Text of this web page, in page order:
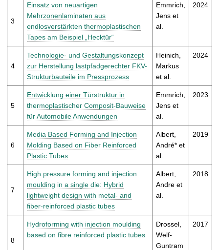
3
Einsatz von neuartigen
Mehrzonenlaminaten aus
endlosverstärkten thermoplastischen
Tapes am Beispiel „Hecktür“
Emmrich,
Jens et
al.
2024
4
Technologie- und Gestaltungskonzept
zur Herstellung lastpfadgerechter FKV-
Strukturbauteile im Pressprozess
Heinich,
Markus
et al.
2024
5
Entwicklung einer Türstruktur in
thermoplastischer Composit-Bauweise
für Automobile Anwendungen
Emmrich,
Jens et
al.
2023
6
Media Based Forming and Injection
Molding Based on Fiber Reinforced
Plastic Tubes
Albert,
André* et
al.
2019
7
High pressure forming and injection
moulding in a single die: Hybrid
lightweight design with metal- and
fiber-reinforced plastic tubes
Albert,
Andre et
al.
2018
8
Hydroforming with injection moulding
based on fibre reinforced plastic tubes
Drossel,
Welf-
Guntram
2017